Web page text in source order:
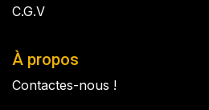
C.G.V
À propos
Contactes-nous !